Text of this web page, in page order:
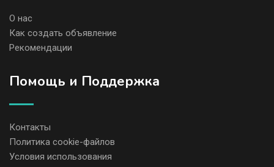
О нас
Как создать объявление
Рекомендации
Помощь и Поддержка
Контакты
Политика cookie-файлов
Условия использования